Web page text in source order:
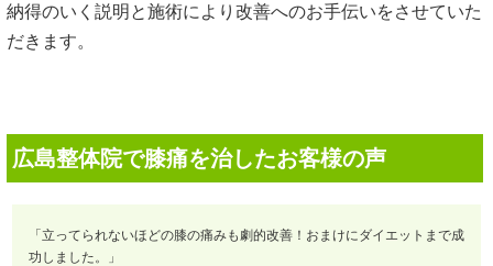
納得のいく説明と施術により改善へのお手伝いをさせていた
だきます。
広島整体院で膝痛を治したお客様の声
「立ってられないほどの膝の痛みも劇的改善！おまけにダイエットまで成
功しました。」